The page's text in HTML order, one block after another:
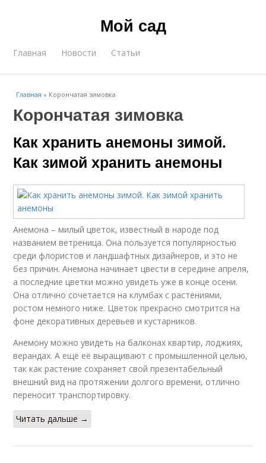
Мой сад
Главная Новости Статьи
Главная » Корончатая зимовка
Корончатая зимовка
Как хранить анемоны зимой.
Как зимой хранить анемоны
Анемона – милый цветок, известный в народе под
названием ветреница. Она пользуется популярностью
среди флористов и ландшафтных дизайнеров, и это не
без причин. Анемона начинает цвести в середине апреля,
а последние цветки можно увидеть уже в конце осени.
Она отлично сочетается на клумбах с растениями,
ростом немного ниже. Цветок прекрасно смотрится на
фоне декоративных деревьев и кустарников.
Анемону можно увидеть на балконах квартир, лоджиях,
верандах. А ещё её выращивают с промышленной целью,
так как растение сохраняет свой презентабельный
внешний вид на протяжении долгого времени, отлично
переносит транспортировку.
Читать дальше →